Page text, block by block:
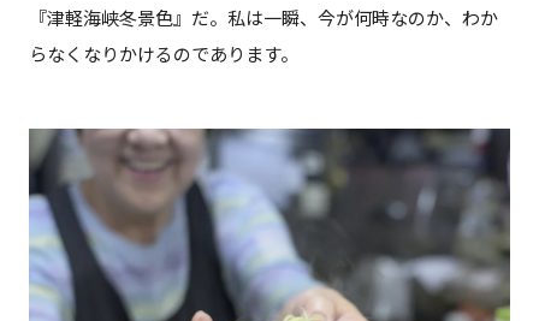
『津軽海峡冬景色』だ。私は一瞬、今が何時なのか、わか
らなくなりかけるのであります。